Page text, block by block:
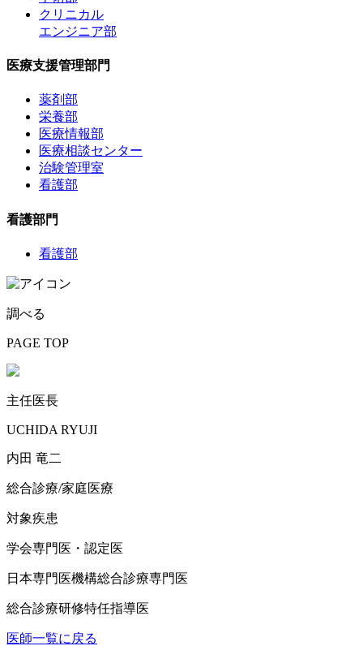
クリニカル
エンジニア部
医療支援管理部門
薬剤部
栄養部
医療情報部
医療相談センター
治験管理室
看護部
看護部門
看護部
調べる
PAGE TOP
主任医長
UCHIDA RYUJI
内田 竜二
総合診療/家庭医療
対象疾患
学会専門医・認定医
日本専門医機構総合診療専門医
総合診療研修特任指導医
医師一覧に戻る